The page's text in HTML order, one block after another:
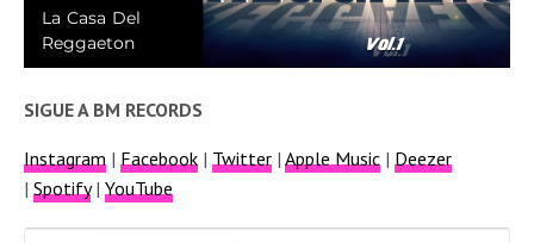
SIGUE A BM RECORDS
Instagram |Facebook |Twitter |Apple Music |Deezer
|Spotify|YouTube